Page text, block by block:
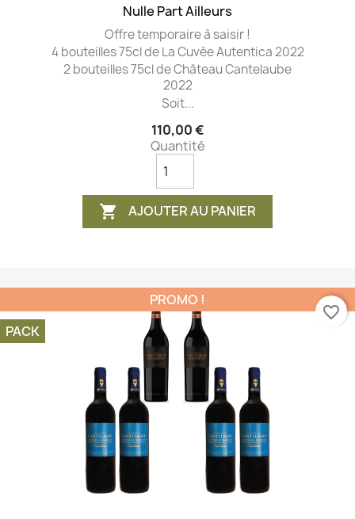
Nulle Part Ailleurs
Offre temporaire à saisir !
4 bouteilles 75cl de La Cuvée Autentica 2022
2 bouteilles 75cl de Château Cantelaube
2022
Soit...
110,00 €
Quantité
 AJOUTER AU PANIER
PROMO !
PACK
favorite_border